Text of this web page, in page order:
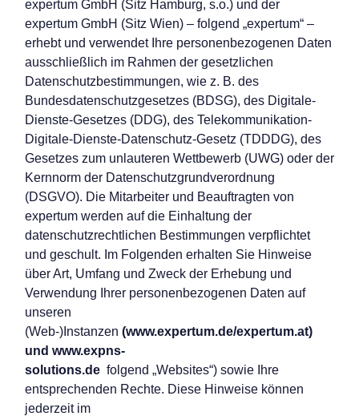
expertum GmbH (Sitz Hamburg, s.o.) und der
expertum GmbH (Sitz Wien) – folgend „expertum“ –
erhebt und verwendet Ihre personenbezogenen Daten
ausschließlich im Rahmen der gesetzlichen
Datenschutzbestimmungen, wie z. B. des
Bundesdatenschutzgesetzes (BDSG), des Digitale-
Dienste-Gesetzes (DDG), des Telekommunikation-
Digitale-Dienste-Datenschutz-Gesetz (TDDDG), des
Gesetzes zum unlauteren Wettbewerb (UWG) oder der
Kernnorm der Datenschutzgrundverordnung
(DSGVO). Die Mitarbeiter und Beauftragten von
expertum werden auf die Einhaltung der
datenschutzrechtlichen Bestimmungen verpflichtet
und geschult. Im Folgenden erhalten Sie Hinweise
über Art, Umfang und Zweck der Erhebung und
Verwendung Ihrer personenbezogenen Daten auf
unseren
(Web-)Instanzen (www.expertum.de/expertum.at)
und www.expns-
solutions.de folgend „Websites“) sowie Ihre
entsprechenden Rechte. Diese Hinweise können
jederzeit im